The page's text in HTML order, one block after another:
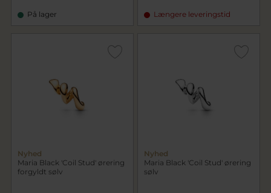
På lager Længere leveringstid
Nyhed
Maria Black 'Coil Stud' ørering
forgyldt sølv
Nyhed
Maria Black 'Coil Stud' ørering
sølv